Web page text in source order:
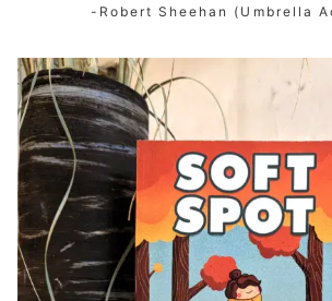
-Robert Sheehan (Umbrella